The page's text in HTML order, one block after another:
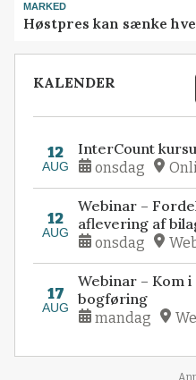
MARKED
Høstpres kan sænke
KALENDER
12
AUG
InterCount
onsdag
12
AUG
Webinar –
aflevering af
onsdag
17
AUG
Webinar – Kom
bogføring
mandag